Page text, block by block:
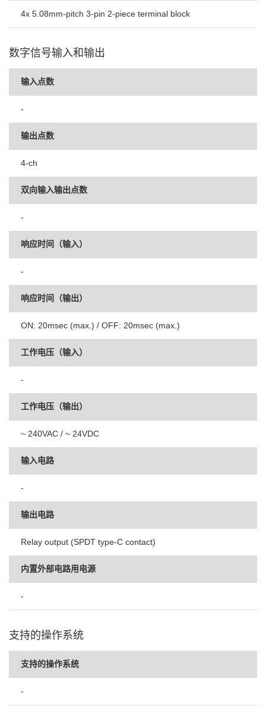
4x 5.08mm-pitch 3-pin 2-piece terminal block
数字信号输入和输出
输入点数
-
输出点数
4-ch
双向输入输出点数
-
响应时间（输入）
-
响应时间（输出）
ON: 20msec (max.) / OFF: 20msec (max.)
工作电压（输入）
-
工作电压（输出）
~ 240VAC / ~ 24VDC
输入电路
-
输出电路
Relay output (SPDT type-C contact)
内置外部电路用电源
-
支持的操作系统
支持的操作系统
-